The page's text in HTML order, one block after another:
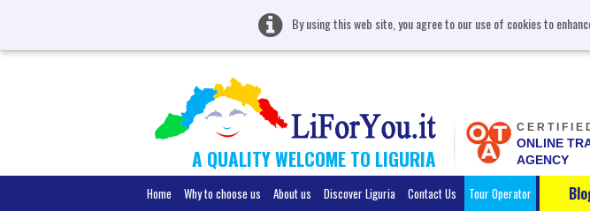
By using this web site, you agree to our use of cookies to
A QUALITY WELCOME TO LIGURIA
ONLINE
AGENCY
Home Why to choose us About us Discover Liguria Contact Us Tour Operator